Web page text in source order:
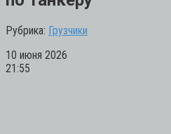
Рубрика: Грузчики
10 июня 2026
21:55